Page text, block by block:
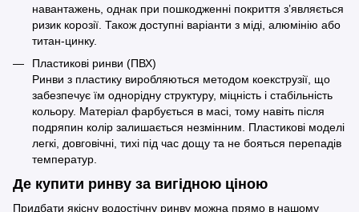
навантажень, однак при пошкодженні покриття з’являється
ризик корозії. Також доступні варіанти з міді, алюмінію або
титан-цинку.
Пластикові ринви (ПВХ)
Ринви з пластику виробляються методом коекструзії, що
забезпечує їм однорідну структуру, міцність і стабільність
кольору. Матеріал фарбується в масі, тому навіть після
подряпин колір залишається незмінним. Пластикові моделі
легкі, довговічні, тихі під час дощу та не бояться перепадів
температур.
Де купити ринву за вигідною ціною
Придбати якісну водостічну ринву можна прямо в нашому